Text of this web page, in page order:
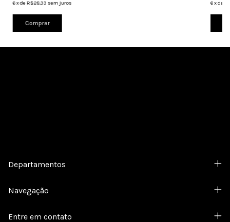
6xdeR$28,33 sem juros
Comprar
6xde
Departamentos
Navegação
Entre em contato